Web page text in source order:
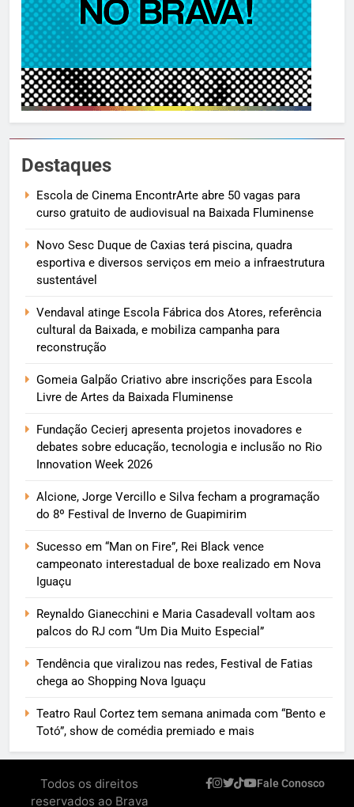
Destaques
Escola de Cinema EncontrArte abre 50 vagas para
curso gratuito de audiovisual na Baixada Fluminense
Novo Sesc Duque de Caxias terá piscina, quadra
esportiva e diversos serviços em meio a infraestrutura
sustentável
Vendaval atinge Escola Fábrica dos Atores, referência
cultural da Baixada, e mobiliza campanha para
reconstrução
Gomeia Galpão Criativo abre inscrições para Escola
Livre de Artes da Baixada Fluminense
Fundação Cecierj apresenta projetos inovadores e
debates sobre educação, tecnologia e inclusão no Rio
Innovation Week 2026
Alcione, Jorge Vercillo e Silva fecham a programação
do 8º Festival de Inverno de Guapimirim
Sucesso em “Man on Fire”, Rei Black vence
campeonato interestadual de boxe realizado em Nova
Iguaçu
Reynaldo Gianecchini e Maria Casadevall voltam aos
palcos do RJ com “Um Dia Muito Especial”
Tendência que viralizou nas redes, Festival de Fatias
chega ao Shopping Nova Iguaçu
Teatro Raul Cortez tem semana animada com “Bento e
Totó”, show de comédia premiado e mais
Todos os direitos
reservados ao Brava
Fale Conosco